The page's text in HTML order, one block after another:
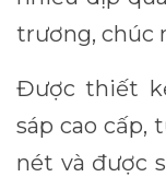
trương, chúc
Được thiết
sáp cao cấp,
nét và được